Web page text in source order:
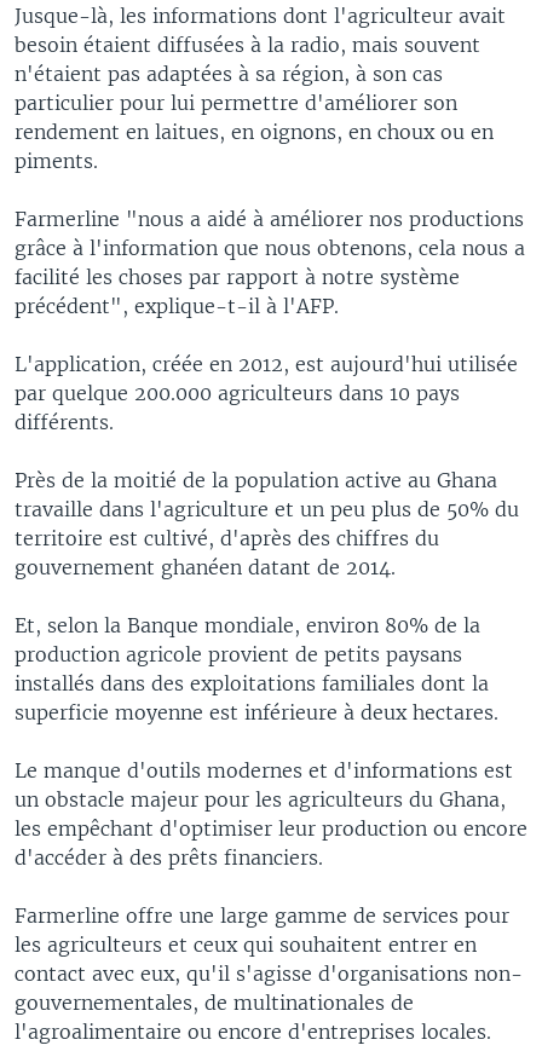
Jusque-là, les informations dont l'agriculteur avait
besoin étaient diffusées à la radio, mais souvent
n'étaient pas adaptées à sa région, à son cas
particulier pour lui permettre d'améliorer son
rendement en laitues, en oignons, en choux ou en
piments.
Farmerline "nous a aidé à améliorer nos productions
grâce à l'information que nous obtenons, cela nous a
facilité les choses par rapport à notre système
précédent", explique-t-il à l'AFP.
L'application, créée en 2012, est aujourd'hui utilisée
par quelque 200.000 agriculteurs dans 10 pays
différents.
Près de la moitié de la population active au Ghana
travaille dans l'agriculture et un peu plus de 50% du
territoire est cultivé, d'après des chiffres du
gouvernement ghanéen datant de 2014.
Et, selon la Banque mondiale, environ 80% de la
production agricole provient de petits paysans
installés dans des exploitations familiales dont la
superficie moyenne est inférieure à deux hectares.
Le manque d'outils modernes et d'informations est
un obstacle majeur pour les agriculteurs du Ghana,
les empêchant d'optimiser leur production ou encore
d'accéder à des prêts financiers.
Farmerline offre une large gamme de services pour
les agriculteurs et ceux qui souhaitent entrer en
contact avec eux, qu'il s'agisse d'organisations non-
gouvernementales, de multinationales de
l'agroalimentaire ou encore d'entreprises locales.